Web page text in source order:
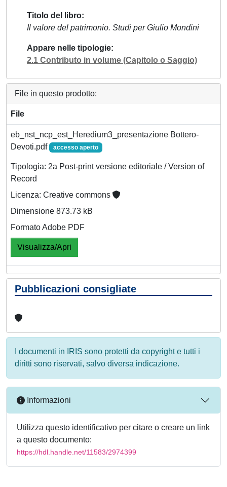
Titolo del libro
Il valore del patrimonio. Studi per Giulio Mondini
Appare nelle tipologie
2.1 Contributo in volume (Capitolo o Saggio)
File in questo prodotto:
File
eb_nst_ncp_est_Heredium3_presentazione Bottero-
Devoti.pdf
accesso aperto
Tipologia: 2a Post-print versione editoriale / Version of
Record
Licenza: Creative commons
Dimensione 873.73 kB
Formato Adobe PDF
Visualizza/Apri
Pubblicazioni consigliate
I documenti in IRIS sono protetti da copyright e tutti i
diritti sono riservati, salvo diversa indicazione.
Informazioni
Utilizza questo identificativo per citare o creare un link
a questo documento:
https://hdl.handle.net/11583/2974399